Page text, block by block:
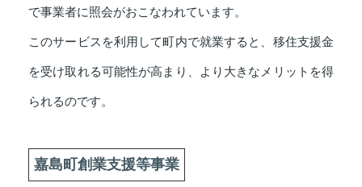
で事業者に照会がおこなわれています。
このサービスを利用して町内で就業すると、移住支援金
を受け取れる可能性が高まり、より大きなメリットを得
られるのです。
嘉島町創業支援等事業